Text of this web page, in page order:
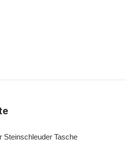
Steinschleuder Tasche